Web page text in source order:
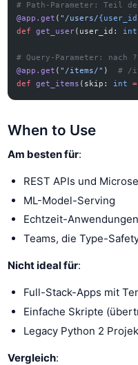
# Path-Parameter: Teil
@app.get ( "/users/
def
get_user(user_id: int
# Query-Parameter: nach
@app.get ( "/items/" ) # /
def
get_items (skip: int =
When to Use
Am besten für:
REST APIs und
ML-Model-Serving
Echtzeit-
Teams, die Type-
Nicht ideal für:
Full-Stack-Apps mit
Einfache Skripte
Legacy Python 2
Vergleich: